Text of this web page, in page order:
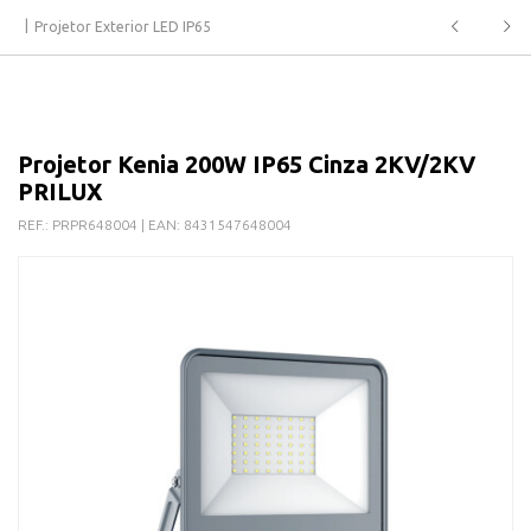
Projetor Exterior LED IP65
Projetor Kenia 200W IP65 Cinza 2KV/2KV
PRILUX
REF.: PRPR648004 | EAN: 8431547648004